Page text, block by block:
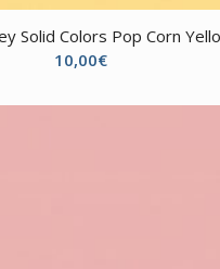
Solid Colors Pop Corn
10,00€